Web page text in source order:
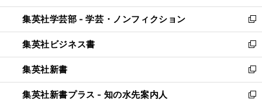
開
く
ウ
で
開
く
ン
ド
ウ
で
開
く
ウ
ィ
ン
ド
ウ
で
開
く
集英社学芸部 - 学芸・ノンフィクション
新
し
い
ウ
ィ
ン
ド
集英社ビジネス書
新
し
い
ウ
ィ
集英社新書
新
し
い
集英社新書プラス - 知の水先案内人
新